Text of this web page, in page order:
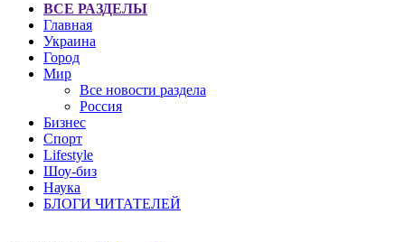
ВСЕ РАЗДЕЛЫ
Главная
Украина
Город
Мир
Все новости раздела
Россия
Бизнес
Спорт
Lifestyle
Шоу-биз
Наука
БЛОГИ ЧИТАТЕЛЕЙ